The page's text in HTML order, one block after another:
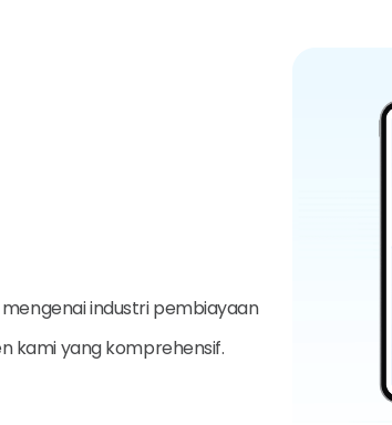
industri pembiayaan
kami yang komprehensif.